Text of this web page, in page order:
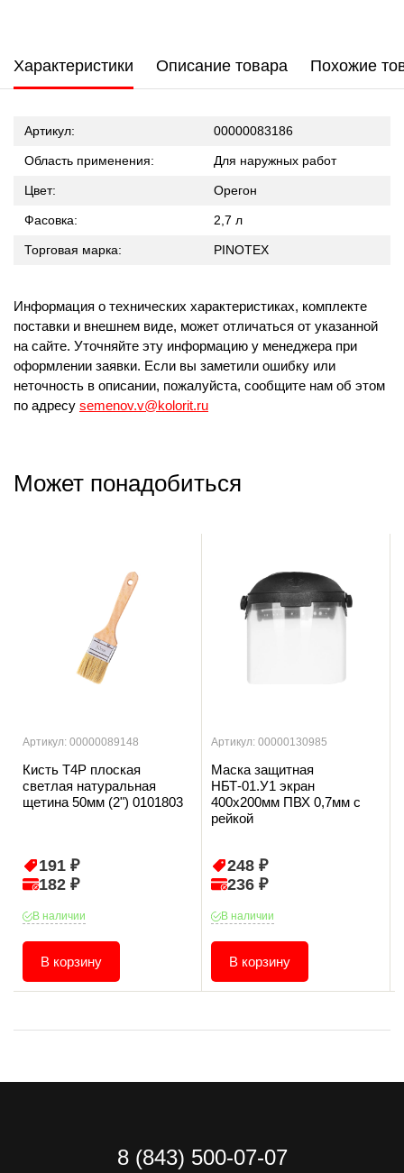
Характеристики Описание товара Похожие
Артикул: 00000083186
Область применения: Для наружных работ
Цвет: Орегон
Фасовка: 2,7 л
Торговая марка: PINOTEX
Информация о технических характеристиках, комплекте
поставки и внешнем виде, может отличаться от указанной
на сайте. Уточняйте эту информацию у менеджера при
оформлении заявки. Если вы заметили ошибку или
неточность в описании, пожалуйста, сообщите нам об этом
по адресу semenov.v@kolorit.ru
Может понадобиться
Артикул: 00000089148
Кисть T4P плоская
светлая натуральная
щетина 50мм (2") 0101803
191 ₽
182 ₽
В наличии
В корзину
Артикул: 00000130985
Маска защитная
НБТ-01.У1 экран
400х200мм ПВХ 0,7мм с
рейкой
248 ₽
236 ₽
В наличии
В корзину
8 (843) 500-07-07